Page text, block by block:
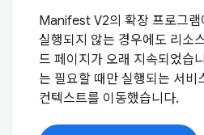
Manifest V2의 확장 프로그램
실행되지 않는 경우에도 리소
드 페이지가 오래 지속되었습
는 필요할 때만 실행되는 서비
컨텍스트를 이동했습니다.